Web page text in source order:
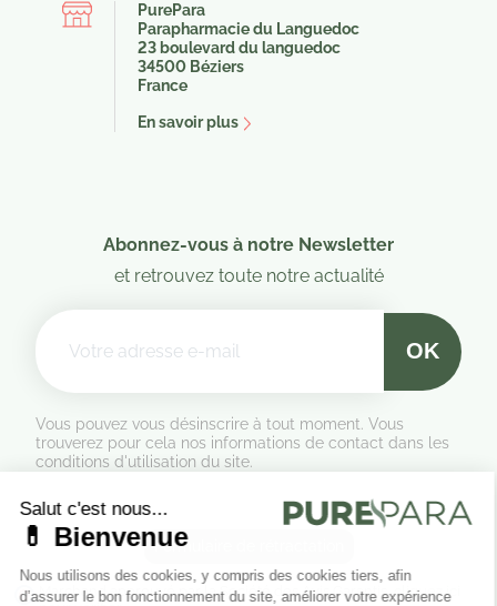
PurePara
Parapharmacie du Languedoc
23 boulevard du languedoc
34500 Béziers
France
En savoir plus
Abonnez-vous à notre Newsletter
et retrouvez toute notre actualité
Vous pouvez vous désinscrire à tout moment. Vous
trouverez pour cela nos informations de contact dans les
conditions d'utilisation du site.
Formulaire de rétractation
Marchand approuvé par la Société des Avis Garantis,cliquez ici